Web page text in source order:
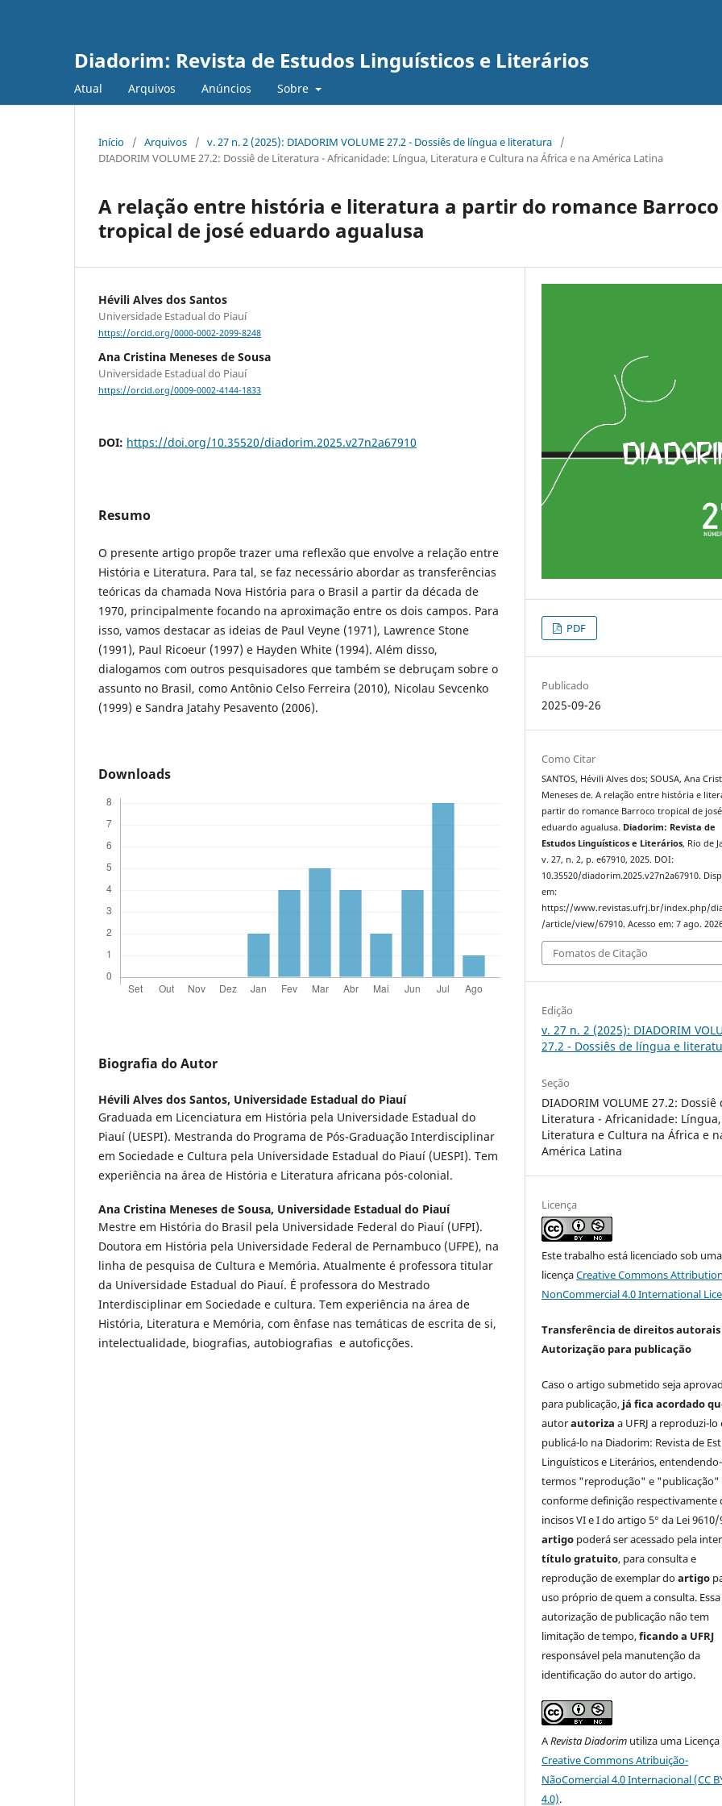
Diadorim: Revista de Estudos Linguísticos e Literários
Atual Arquivos Anúncios Sobre
Início / Arquivos / v. 27 n. 2 (2025): DIADORIM VOLUME 27.2 - Dossiês de língua e literatura
/
DIADORIM VOLUME 27.2: Dossiê de Literatura - Africanidade: Língua, Literatura e Cultura na África e na América Latina
A relação entre história e literatura a partir do romance Barroco
tropical de josé eduardo agualusa
Hévili Alves dos Santos
Universidade Estadual do Piauí
https://orcid.org/0000-0002-2099-8248
Ana Cristina Meneses de Sousa
Universidade Estadual do Piauí
https://orcid.org/0009-0002-4144-1833
DOI: https://doi.org/10.35520/diadorim.2025.v27n2a67910
Resumo
O presente artigo propõe trazer uma reflexão que envolve a relação entre
História e Literatura. Para tal, se faz necessário abordar as transferências
teóricas da chamada Nova História para o Brasil a partir da década de
1970, principalmente focando na aproximação entre os dois campos. Para
isso, vamos destacar as ideias de Paul Veyne (1971), Lawrence Stone
(1991), Paul Ricoeur (1997) e Hayden White (1994). Além disso,
dialogamos com outros pesquisadores que também se debruçam sobre o
assunto no Brasil, como Antônio Celso Ferreira (2010), Nicolau Sevcenko
(1999) e Sandra Jatahy Pesavento (2006).
Downloads
Biografia do Autor
Hévili Alves dos Santos, Universidade Estadual do Piauí
Graduada em Licenciatura em História pela Universidade Estadual do
Piauí (UESPI). Mestranda do Programa de Pós-Graduação Interdisciplinar
em Sociedade e Cultura pela Universidade Estadual do Piauí (UESPI). Tem
experiência na área de História e Literatura africana pós-colonial.
Ana Cristina Meneses de Sousa, Universidade Estadual do Piauí
Mestre em História do Brasil pela Universidade Federal do Piauí (UFPI).
Doutora em História pela Universidade Federal de Pernambuco (UFPE), na
linha de pesquisa de Cultura e Memória. Atualmente é professora titular
da Universidade Estadual do Piauí. É professora do Mestrado
Interdisciplinar em Sociedade e cultura. Tem experiência na área de
História, Literatura e Memória, com ênfase nas temáticas de escrita de si,
intelectualidade, biografias, autobiografias e autoficções.
PDF
Publicado
2025-09-26
Como Citar
SANTOS, Hévili Alves dos; SOUSA, Ana
Meneses de. A relação entre história e
partir do romance Barroco tropical de josé
eduardo agualusa. Diadorim: Revista de
Estudos Linguísticos e Literários, Rio de
v. 27, n. 2, p. e67910, 2025. DOI:
10.35520/diadorim.2025.v27n2a67910.
em:
https://www.revistas.ufrj.br/index.php/
/article/view/67910. Acesso em: 7 ago.
Fomatos de Citação
Edição
v. 27 n. 2 (2025): DIADORIM
27.2 - Dossiês de língua e
Seção
DIADORIM VOLUME 27.2: Dossiê
Literatura - Africanidade: Língua,
Literatura e Cultura na África e
América Latina
Licença
Este trabalho está licenciado sob uma
licençaCreative Commons
NonCommercial 4.0 International
Transferência de direitos autorais
Autorização para publicação
Caso o artigo submetido seja
para publicação, já fica acordado
autorautoriza a UFRJ a reproduzi-lo
publicá-lo na Diadorim: Revista de
Linguísticos e Literários,
termos "reprodução" e "publicação"
conforme definição respectivamente
incisos VI e I do artigo 5° da Lei 9610/
artigo poderá ser acessado pela
título gratuito, para consulta e
reprodução de exemplar doartigo
uso próprio de quem a consulta. Essa
autorização de publicação não tem
limitação de tempo,ficando a UFRJ
responsável pela manutenção da
identificação do autor do artigo.
ARevista Diadorim utiliza uma Licença
Creative Commons Atribuição-
NãoComercial 4.0 Internacional (CC
4.0).